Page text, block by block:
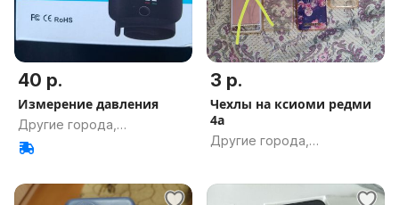
40 р.
Измерение давления
Другие города,
Гомельская обл.
3 р.
Чехлы на ксиоми редми
4а
Другие города,